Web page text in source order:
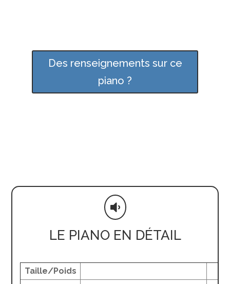
Des renseignements sur ce
piano ?

LE PIANO EN DÉTAIL
Taille/Poids